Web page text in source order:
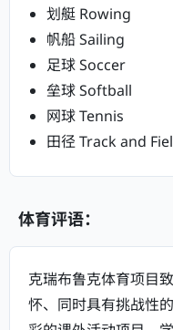
划艇 Rowing
帆船 Sailing
足球 Soccer
垒球 Softball
网球 Tennis
田径 Track and
体育评语：
克瑞布鲁克体育项目
怀、同时具有挑战性